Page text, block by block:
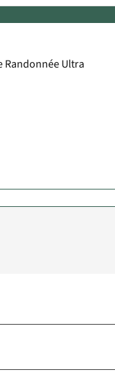
Randonnée Ultra